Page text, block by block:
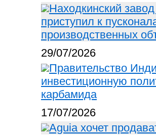
Находкинский
приступил к
производственных
29/07/2026
Правительство
инвестиционную
карбамида
17/07/2026
Aguia хочет